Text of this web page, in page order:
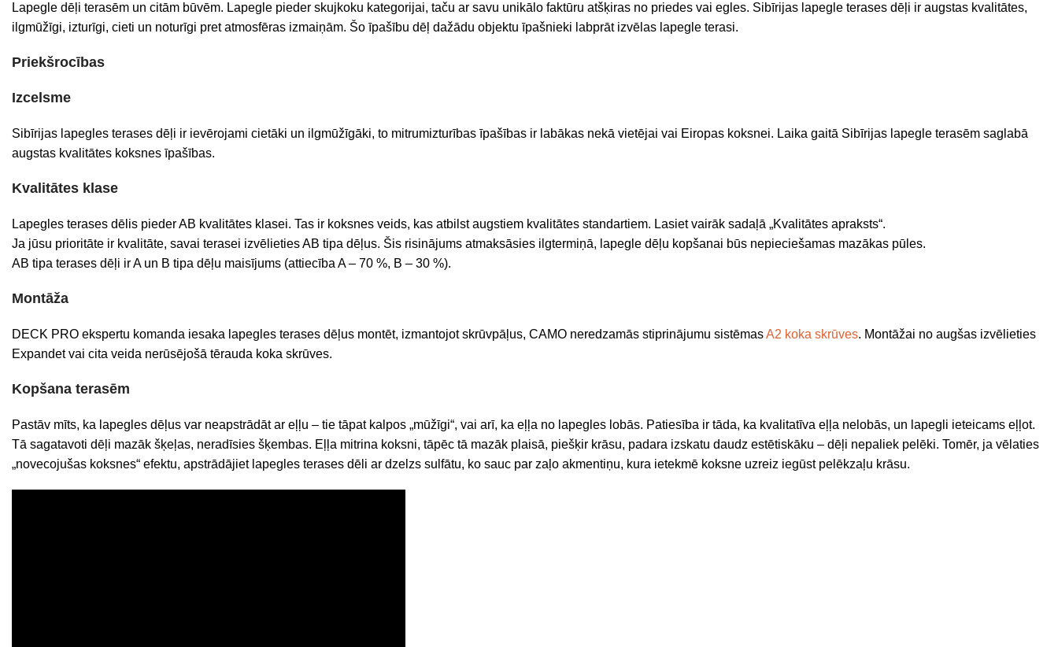
Lapegle dēļi terasēm un citām būvēm. Lapegle pieder skujkoku kategorijai, taču ar savu unikālo faktūru atšķiras no priedes vai egles. Sibīrijas lapegle terases dēļi ir augstas kvalitātes,
ilgmūžīgi, izturīgi, cieti un noturīgi pret atmosfēras izmaiņām. Šo īpašību dēļ dažādu objektu īpašnieki labprāt izvēlas lapegle terasi.
Priekšrocības
Izcelsme
Sibīrijas lapegles terases dēļi ir ievērojami cietāki un ilgmūžīgāki, to mitrumizturības īpašības ir labākas nekā vietējai vai Eiropas koksnei. Laika gaitā Sibīrijas lapegle terasēm saglabā
augstas kvalitātes koksnes īpašības.
Kvalitātes klase
Lapegles terases dēlis pieder AB kvalitātes klasei. Tas ir koksnes veids, kas atbilst augstiem kvalitātes standartiem. Lasiet vairāk sadaļā „Kvalitātes apraksts“.
Ja jūsu prioritāte ir kvalitāte, savai terasei izvēlieties AB tipa dēļus. Šis risinājums atmaksāsies ilgtermiņā, lapegle dēļu kopšanai būs nepieciešamas mazākas pūles.
AB tipa terases dēļi ir A un B tipa dēļu maisījums (attiecība A – 70 %, B – 30 %).
Montāža
DECK PRO ekspertu komanda iesaka lapegles terases dēļus montēt, izmantojot skrūvpāļus, CAMO neredzamās stiprinājumu sistēmasA2 koka skrūves. Montāžai no augšas izvēlieties
Expandet vai cita veida nerūsējošā tērauda koka skrūves.
Kopšana terasēm
Pastāv mīts, ka lapegles dēļus var neapstrādāt ar eļļu – tie tāpat kalpos „mūžīgi“, vai arī, ka eļļa no lapegles lobās. Patiesība ir tāda, ka kvalitatīva eļļa nelobās, un lapegli ieteicams eļļot.
Tā sagatavoti dēļi mazāk šķeļas, neradīsies šķembas. Eļļa mitrina koksni, tāpēc tā mazāk plaisā, piešķir krāsu, padara izskatu daudz estētiskāku – dēļi nepaliek pelēki. Tomēr, ja vēlaties
„novecojušas koksnes“ efektu, apstrādājiet lapegles terases dēli ar dzelzs sulfātu, ko sauc par zaļo akmentiņu, kura ietekmē koksne uzreiz iegūst pelēkzaļu krāsu.